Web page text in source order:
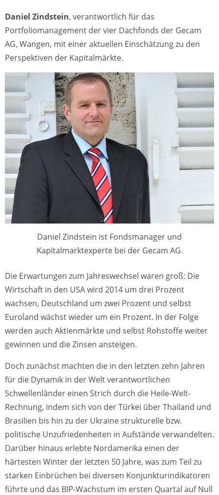
Daniel Zindstein, verantwortlich für das
Portfoliomanagement der vier Dachfonds der Gecam
AG, Wangen, mit einer aktuellen Einschätzung zu den
Perspektiven der Kapitalmärkte.
Daniel Zindstein ist Fondsmanager und
Kapitalmarktexperte bei der Gecam AG.
Die Erwartungen zum Jahreswechsel waren groß: Die
Wirtschaft in den USA wird 2014 um drei Prozent
wachsen, Deutschland um zwei Prozent und selbst
Euroland wächst wieder um ein Prozent. In der Folge
werden auch Aktienmärkte und selbst Rohstoffe weiter
gewinnen und die Zinsen ansteigen.
Doch zunächst machten die in den letzten zehn Jahren
für die Dynamik in der Welt verantwortlichen
Schwellenländer einen Strich durch die Heile-Welt-
Rechnung, indem sich von der Türkei über Thailand und
Brasilien bis hin zu der Ukraine strukturelle bzw.
politische Unzufriedenheiten in Aufstände verwandelten.
Darüber hinaus erlebte Nordamerika einen der
härtesten Winter der letzten 50 Jahre, was zum Teil zu
starken Einbrüchen bei diversen Konjunkturindikatoren
führte und das BIP-Wachstum im ersten Quartal auf Null